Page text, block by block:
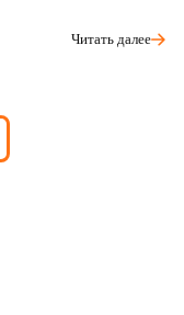
Читать далее